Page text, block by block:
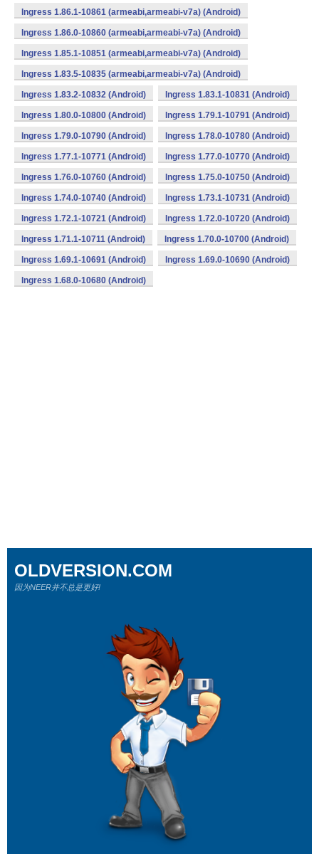
Ingress 1.86.1-10861 (armeabi,armeabi-v7a) (Android)
Ingress 1.86.0-10860 (armeabi,armeabi-v7a) (Android)
Ingress 1.85.1-10851 (armeabi,armeabi-v7a) (Android)
Ingress 1.83.5-10835 (armeabi,armeabi-v7a) (Android)
Ingress 1.83.2-10832 (Android) Ingress 1.83.1-10831 (Android)
Ingress 1.80.0-10800 (Android) Ingress 1.79.1-10791 (Android)
Ingress 1.79.0-10790 (Android) Ingress 1.78.0-10780 (Android)
Ingress 1.77.1-10771 (Android) Ingress 1.77.0-10770 (Android)
Ingress 1.76.0-10760 (Android) Ingress 1.75.0-10750 (Android)
Ingress 1.74.0-10740 (Android) Ingress 1.73.1-10731 (Android)
Ingress 1.72.1-10721 (Android) Ingress 1.72.0-10720 (Android)
Ingress 1.71.1-10711 (Android) Ingress 1.70.0-10700 (Android)
Ingress 1.69.1-10691 (Android) Ingress 1.69.0-10690 (Android)
Ingress 1.68.0-10680 (Android)
OLDVERSION.COM
因为NEER并不总是更好!